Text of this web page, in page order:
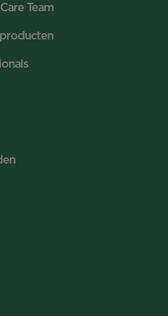
Team